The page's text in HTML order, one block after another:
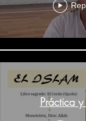
Práctica